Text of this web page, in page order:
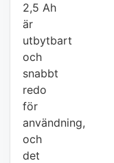
2,5 Ah
är
utbytbart
och
snabbt
redo
för
användning,
och
det